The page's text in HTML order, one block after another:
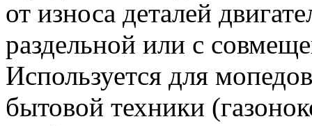
от износа деталей
раздельной или с
Используется для
бытовой техники